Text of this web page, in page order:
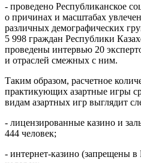
- проведено Республиканское
о причинах и масштабах
различных демографических
5 998 граждан Республики
проведены интервью 20
и отраслей смежных с ним.
Таким образом, расчетное
практикующих азартные игры
видам азартных игр выглядит
- лицензированные казино и
444 человек;
- интернет-казино (запрещены в